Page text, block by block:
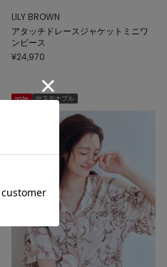
LILY BROWN
アタッチドレースジャケットミニワ
ンピース
¥24,970
sale サステナブル